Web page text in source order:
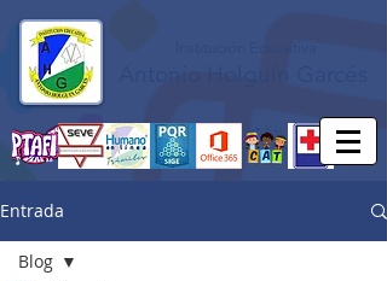
Entrada
Blog